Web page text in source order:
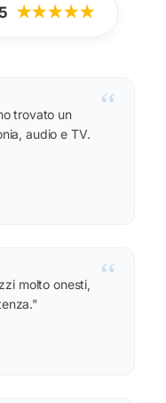
★★★★★
“
trovato un
audio e TV.
“
molto onesti,